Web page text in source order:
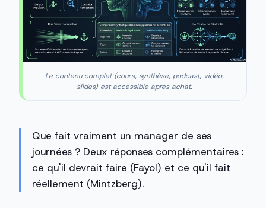
Le contenu complet (cours, synthèse, podcast, vidéo,
slides) est accessible après achat.
Que fait vraiment un manager de ses
journées ? Deux réponses complémentaires :
ce qu'il devrait faire (Fayol) et ce qu'il fait
réellement (Mintzberg).